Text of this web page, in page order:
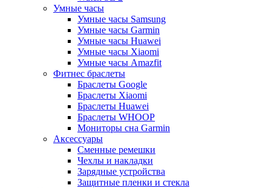
Умные часы
Умные часы Samsung
Умные часы Garmin
Умные часы Huawei
Умные часы Xiaomi
Умные часы Amazfit
Фитнес браслеты
Браслеты Google
Браслеты Xiaomi
Браслеты Huawei
Браслеты WHOOP
Мониторы сна Garmin
Аксессуары
Сменные ремешки
Чехлы и накладки
Зарядные устройства
Защитные пленки и стекла